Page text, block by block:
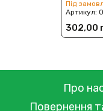
Під
Артикул:
302,00
Про
Повернення